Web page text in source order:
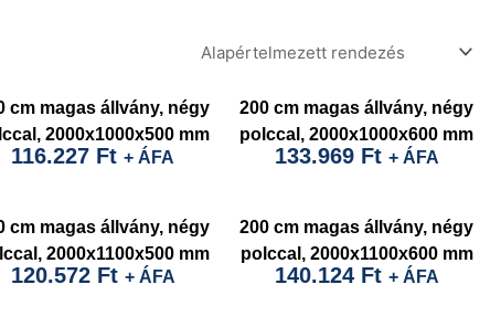
cm magas állvány, négy
2000x1000x500 mm
116.227 Ft + ÁFA
200 cm magas állvány, négy
polccal, 2000x1000x600 mm
133.969 Ft + ÁFA
cm magas állvány, négy
2000x1100x500 mm
120.572 Ft + ÁFA
200 cm magas állvány, négy
polccal, 2000x1100x600 mm
140.124 Ft + ÁFA